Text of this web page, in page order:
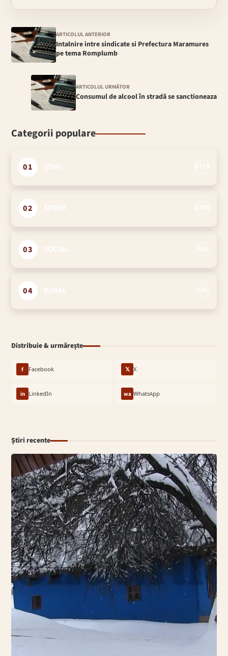
ARTICOLUL ANTERIOR
Intalnire intre sindicate si Prefectura Maramures
pe tema Romplumb
ARTICOLUL URMĂTOR
Consumul de alcool în stradă se sanctioneaza
Categorii populare
01
02
03
04
Distribuie & urmărește
f Facebook 𝕏 X
in LinkedIn wa WhatsApp
Știri recente